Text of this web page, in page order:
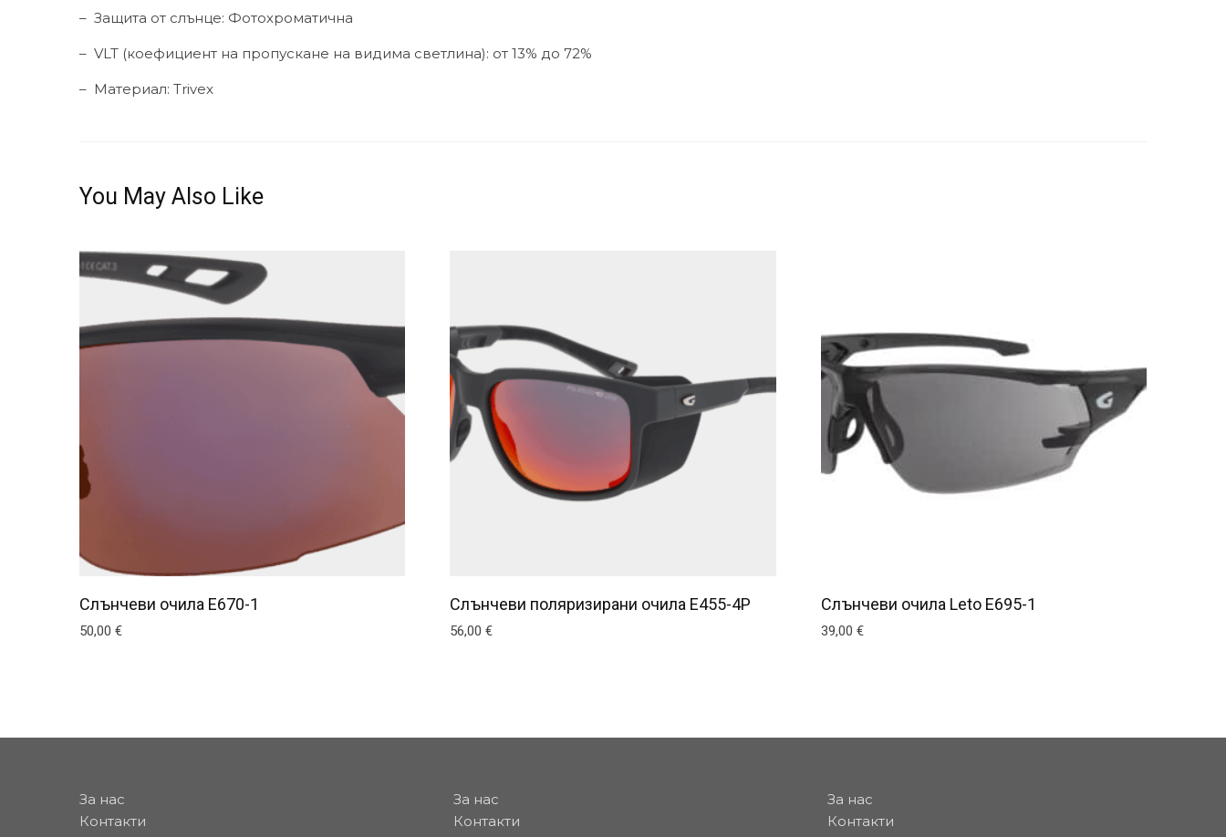
– Защита от слънце: Фотохроматична
– VLT (коефициент на пропускане на видима светлина): от 13% до 72%
– Материал: Trivex
You May Also Like
Слънчеви очила E670-1
50,00 €
Слънчеви поляризирани очила E455-4P
56,00€
Слънчеви очила Leto E695-1
39,00 €
За нас
Контакти
За нас
Контакти
За нас
Контакти